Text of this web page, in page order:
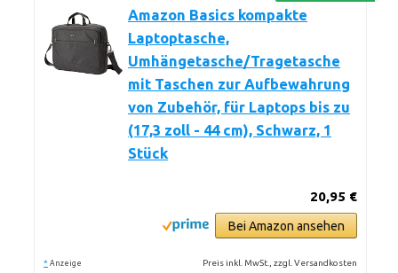
Amazon Basics kompakte
Laptoptasche,
Umhängetasche/Tragetasche
mit Taschen zur Aufbewahrung
von Zubehör, für Laptops bis zu
(17,3 zoll - 44 cm), Schwarz, 1
Stück
20,95 €
Bei Amazon ansehen
* Anzeige Preis inkl. MwSt., zzgl. Versandkosten